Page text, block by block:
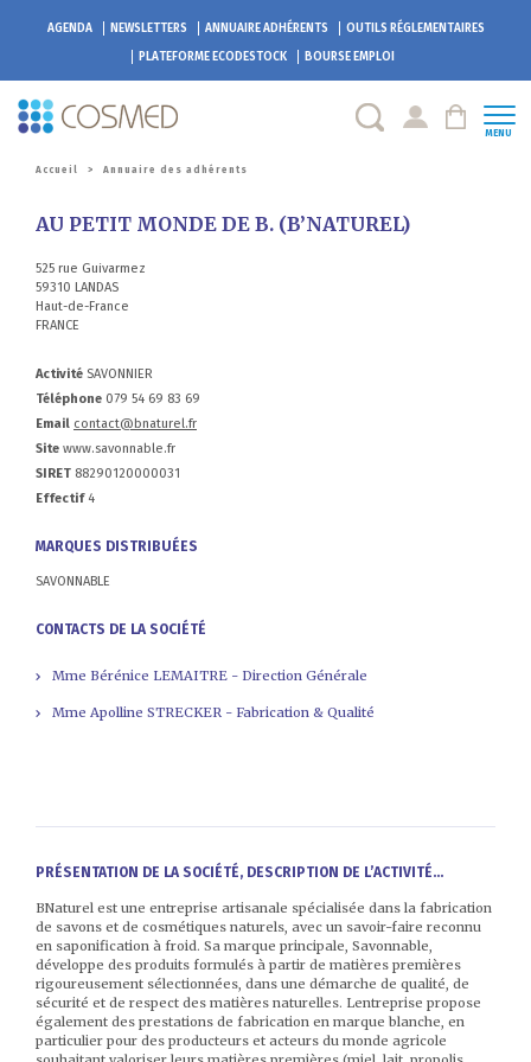
AGENDA NEWSLETTERS ANNUAIRE ADHÉRENTS
OUTILS RÉGLEMENTAIRES
PLATEFORMEECODESTOCK BOURSE EMPLOI
MENU
Accueil > Annuaire des adhérents
AU PETIT MONDE DE B. (B’NATUREL)
525 rue Guivarmez
59310 LANDAS
Haut-de-France
FRANCE
Activité SAVONNIER
Téléphone 079 54 69 83 69
Email contact@bnaturel.fr
Site www.savonnable.fr
SIRET 88290120000031
Effectif4
MARQUES DISTRIBUÉES
SAVONNABLE
CONTACTS DE LA SOCIÉTÉ
Mme Bérénice LEMAITRE - Direction Générale
Mme Apolline STRECKER - Fabrication & Qualité
PRÉSENTATION DE LA SOCIÉTÉ, DESCRIPTION DE L’ACTIVITÉ...
BNaturel est une entreprise artisanale spécialisée dans la fabrication
de savons et de cosmétiques naturels, avec un savoir-faire reconnu
en saponification à froid. Sa marque principale, Savonnable,
développe des produits formulés à partir de matières premières
rigoureusement sélectionnées, dans une démarche de qualité, de
sécurité et de respect des matières naturelles. Lentreprise propose
également des prestations de fabrication en marque blanche, en
particulier pour des producteurs et acteurs du monde agricole